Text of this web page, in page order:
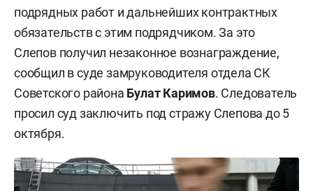
подрядных работ и дальнейших контрактных
обязательств с этим подрядчиком. За это
Слепов получил незаконное вознаграждение,
сообщил в суде замруководителя отдела СК
Советского района Булат Каримов. Следователь
просил суд заключить под стражу Слепова до 5
октября.